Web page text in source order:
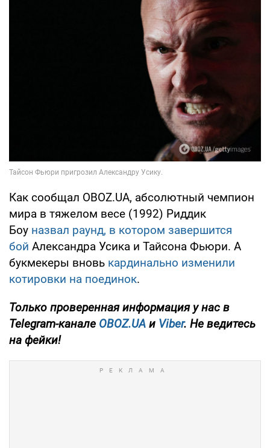
Как сообщал OBOZ.UA, абсолютный чемпион
мира в тяжелом весе (1992) Риддик
Боу назвал раунд, в котором завершится
бой Александра Усика и Тайсона Фьюри. А
букмекеры вновь кардинально изменили
котировки на поединок.
Только проверенная информация у нас в
Telegram-канале OBOZ.UA и Viber. Не ведитесь
на фейки!